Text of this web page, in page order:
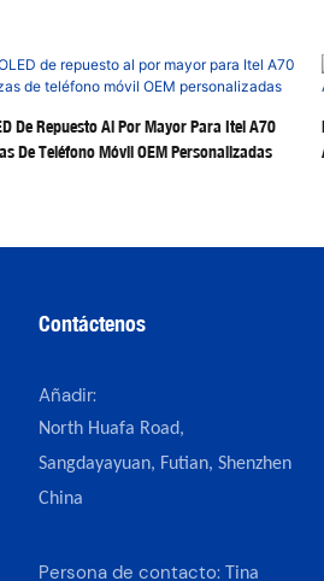
De Repuesto Al Por Mayor Para Itel A70
De Teléfono Móvil OEM Personalizadas
Contáctenos
Añadir:
North Huafa Road,
Sangdayayuan, Futian, Shenzhen
China
Persona de contacto: Tina